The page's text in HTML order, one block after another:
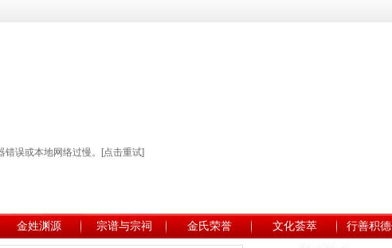
金姓渊源 宗谱与宗祠 金氏荣誉 文化荟萃 行善积